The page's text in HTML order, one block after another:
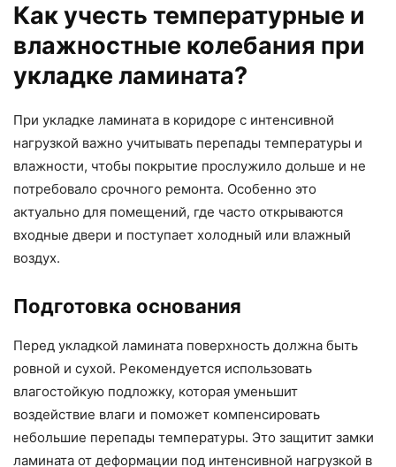
Как учесть температурные и
влажностные колебания при
укладке ламината?
При укладке ламината в коридоре с интенсивной
нагрузкой важно учитывать перепады температуры и
влажности, чтобы покрытие прослужило дольше и не
потребовало срочного ремонта. Особенно это
актуально для помещений, где часто открываются
входные двери и поступает холодный или влажный
воздух.
Подготовка основания
Перед укладкой ламината поверхность должна быть
ровной и сухой. Рекомендуется использовать
влагостойкую подложку, которая уменьшит
воздействие влаги и поможет компенсировать
небольшие перепады температуры. Это защитит замки
ламината от деформации под интенсивной нагрузкой в